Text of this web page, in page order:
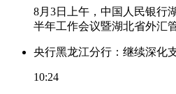
8月3日上午，中国人民银行
半年工作会议暨湖北省外汇
央行黑龙江分行：继续深化
10:24